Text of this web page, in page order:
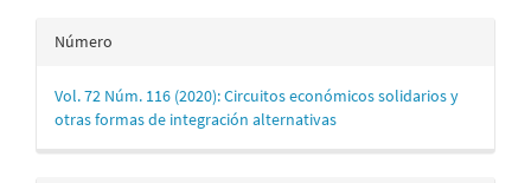
Número
Vol. 72 Núm. 116 (2020): Circuitos económicos solidarios y
otras formas de integración alternativas